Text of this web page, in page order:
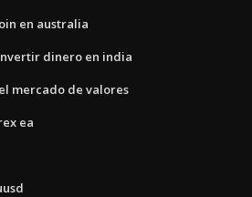
en australia
dinero en india
mercado de valores
ea